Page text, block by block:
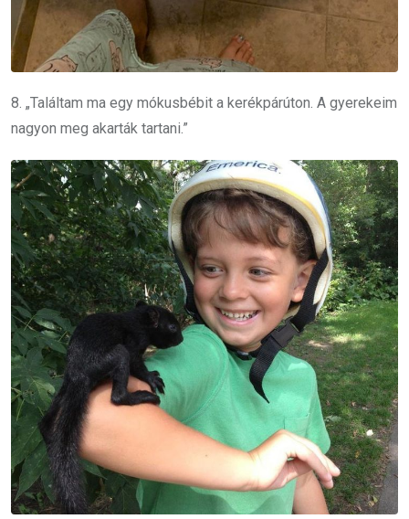
8. „Találtam ma egy mókusbébit a kerékpárúton. A gyerekeim
nagyon meg akarták tartani.”